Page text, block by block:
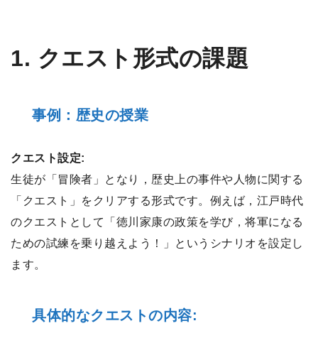
1. クエスト形式の課題
事例：歴史の授業
クエスト設定:
生徒が「冒険者」となり，歴史上の事件や人物に関する
「クエスト」をクリアする形式です。例えば，江戸時代
のクエストとして「徳川家康の政策を学び，将軍になる
ための試練を乗り越えよう！」というシナリオを設定し
ます。
具体的なクエストの内容: